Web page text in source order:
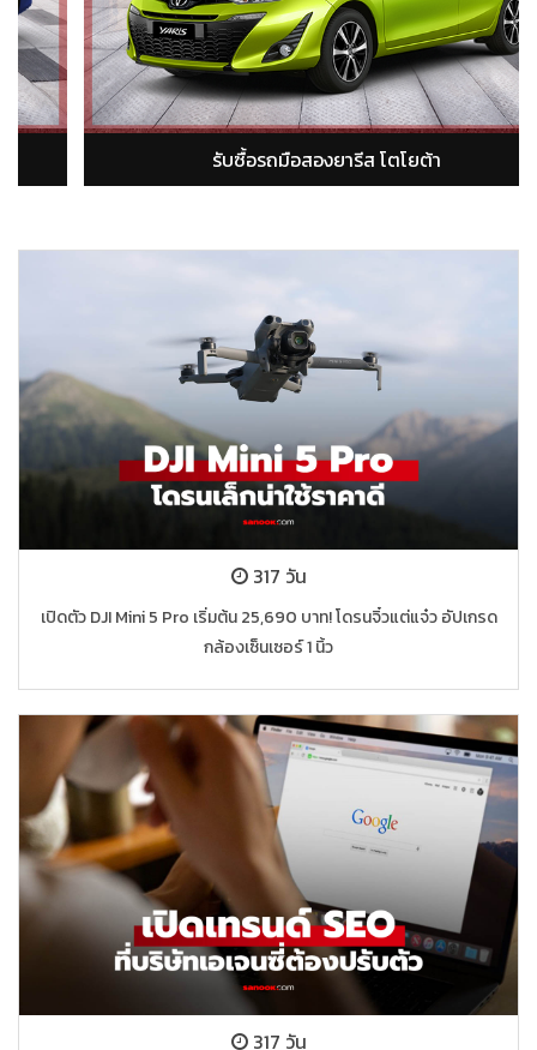
รับซื้อรถมือสองอัลติส โตโยต้า
317 วัน
เปิดตัว DJI Mini 5 Pro เริ่มต้น 25,690 บาท! โดรนจิ๋วแต่แจ๋ว อัปเกรด
กล้องเซ็นเซอร์ 1 นิ้ว
317 วัน